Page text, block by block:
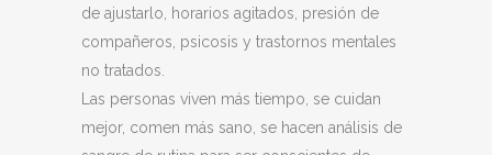
de ajustarlo, horarios agitados, presión de
compañeros, psicosis y trastornos mentales
no tratados.
Las personas viven más tiempo, se cuidan
mejor, comen más sano, se hacen análisis de